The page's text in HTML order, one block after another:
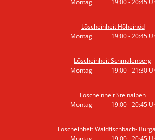
Löscheinheit Höheinöd
Montag
19:00-20:45
Löscheinheit Schmalenberg
Montag
19:00-21:30
Löscheinheit Steinalben
Montag
19:00-20:45
Löscheinheit Waldfischbach-